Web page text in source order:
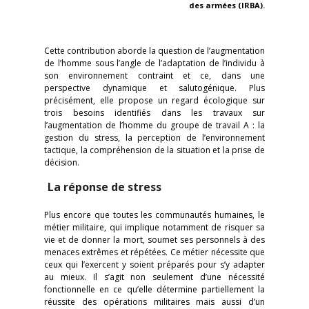
des armées (IRBA).
Cette contribution aborde la question de l’augmentation
de l’homme sous l’angle de l’adaptation de l’individu à
son environnement contraint et ce, dans une
perspective dynamique et salutogénique. Plus
précisément, elle propose un regard écologique sur
trois besoins identifiés dans les travaux sur
l’augmentation de l’homme du groupe de travail A : la
gestion du stress, la perception de l’environnement
tactique, la compréhension de la situation et la prise de
décision.
La réponse de stress
Plus encore que toutes les communautés humaines, le
métier militaire, qui implique notamment de risquer sa
vie et de donner la mort, soumet ses personnels à des
menaces extrêmes et répétées. Ce métier nécessite que
ceux qui l’exercent y soient préparés pour s’y adapter
au mieux. Il s’agit non seulement d’une nécessité
fonctionnelle en ce qu’elle détermine partiellement la
réussite des opérations militaires mais aussi d’un